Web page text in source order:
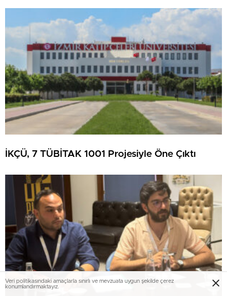
İKÇÜ, 7 TÜBİTAK 1001 Projesiyle Öne Çıktı
Veri politikasındaki amaçlarla sınırlı ve mevzuata uygun şekilde çerez
konumlandırmaktayız.